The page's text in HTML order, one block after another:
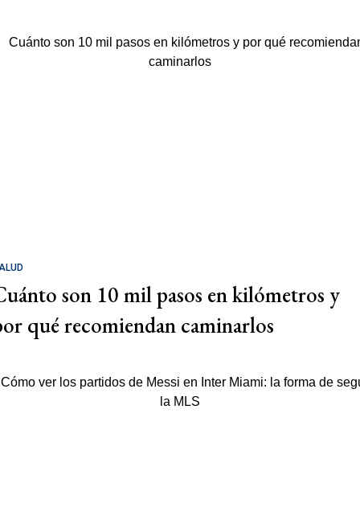
son 10 mil pasos en kilómetros y
qué recomiendan caminarlos